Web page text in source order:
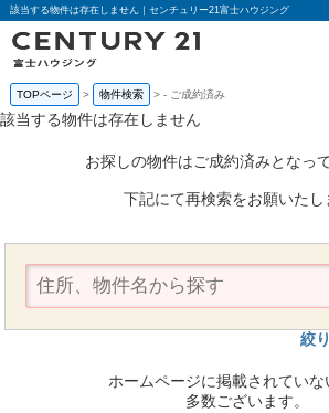
該当する物件は存在しません｜センチュリー21富士ハウジング
TOPページ 物件検索 - ご成約済み
該当する物件は存在しません
お探しの物件はご成約済みとなっ
下記にて再検索をお願いたし
絞
ホームページに掲載されていな
多数ございます。